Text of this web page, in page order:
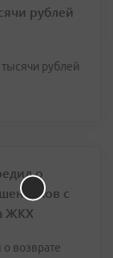
рублей
рублей
о
с
ЖКХ
возврате